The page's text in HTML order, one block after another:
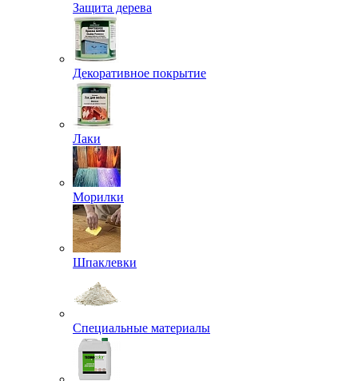
Защита дерева
Декоративное покрытие
Лаки
Морилки
Шпаклевки
Специальные материалы